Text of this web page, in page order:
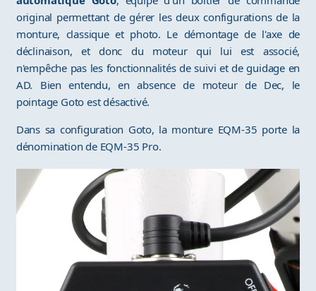
original permettant de gérer les deux configurations de la
monture, classique et photo. Le démontage de l'axe de
déclinaison, et donc du moteur qui lui est associé,
n'empêche pas les fonctionnalités de suivi et de guidage en
AD. Bien entendu, en absence de moteur de Dec, le
pointage Goto est désactivé.
Dans sa configuration Goto, la monture EQM-35 porte la
dénomination de EQM-35 Pro.